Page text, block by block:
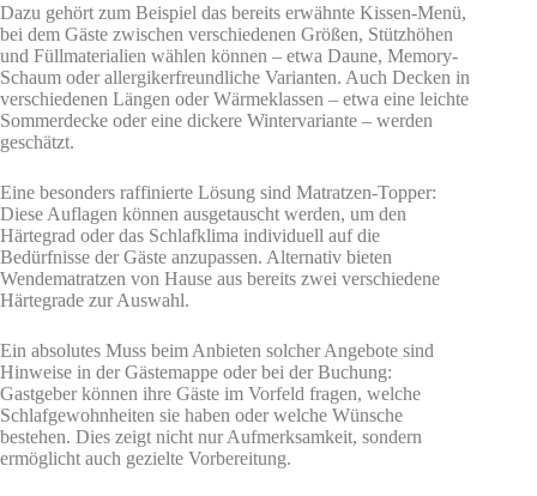
Dazu gehört zum Beispiel das bereits erwähnte Kissen-Menü,
bei dem Gäste zwischen verschiedenen Größen, Stützhöhen
und Füllmaterialien wählen können – etwa Daune, Memory-
Schaum oder allergikerfreundliche Varianten. Auch Decken in
verschiedenen Längen oder Wärmeklassen – etwa eine leichte
Sommerdecke oder eine dickere Wintervariante – werden
geschätzt.
Eine besonders raffinierte Lösung sind Matratzen-Topper:
Diese Auflagen können ausgetauscht werden, um den
Härtegrad oder das Schlafklima individuell auf die
Bedürfnisse der Gäste anzupassen. Alternativ bieten
Wendematratzen von Hause aus bereits zwei verschiedene
Härtegrade zur Auswahl.
Ein absolutes Muss beim Anbieten solcher Angebote sind
Hinweise in der Gästemappe oder bei der Buchung:
Gastgeber können ihre Gäste im Vorfeld fragen, welche
Schlafgewohnheiten sie haben oder welche Wünsche
bestehen. Dies zeigt nicht nur Aufmerksamkeit, sondern
ermöglicht auch gezielte Vorbereitung.